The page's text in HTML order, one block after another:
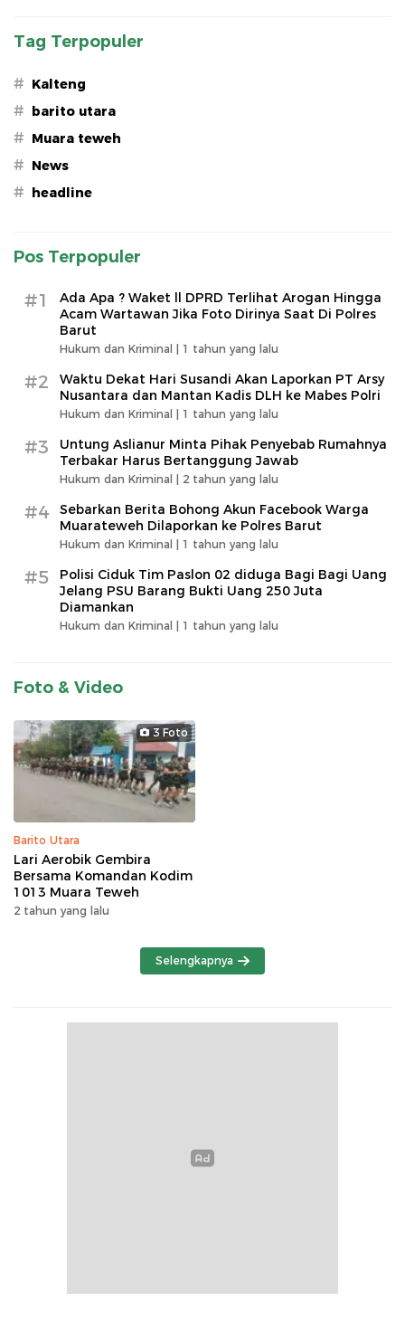
Tag Terpopuler
# Kalteng
# barito utara
# Muara teweh
# News
# headline
Pos Terpopuler
#1
Ada Apa ? Waket ll DPRD Terlihat Arogan Hingga
Acam Wartawan Jika Foto Dirinya Saat Di Polres
Barut
Hukum dan Kriminal | 1 tahun yang lalu
#2
Waktu Dekat Hari Susandi Akan Laporkan PT Arsy
Nusantara dan Mantan Kadis DLH ke Mabes Polri
Hukum dan Kriminal | 1 tahun yang lalu
#3
Untung Aslianur Minta Pihak Penyebab Rumahnya
Terbakar Harus Bertanggung Jawab
Hukum dan Kriminal | 2 tahun yang lalu
#4
Sebarkan Berita Bohong Akun Facebook Warga
Muarateweh Dilaporkan ke Polres Barut
Hukum dan Kriminal | 1 tahun yang lalu
#5
Polisi Ciduk Tim Paslon 02 diduga Bagi Bagi Uang
Jelang PSU Barang Bukti Uang 250 Juta
Diamankan
Hukum dan Kriminal | 1 tahun yang lalu
Foto & Video
3 Foto
Barito Utara
Lari Aerobik Gembira
Bersama Komandan Kodim
1013 Muara Teweh
2 tahun yang lalu
Selengkapnya